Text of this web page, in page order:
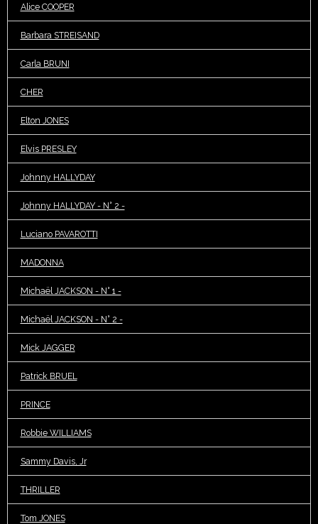
Alice COOPER
Barbara STREISAND
Carla BRUNI
CHER
Elton JONES
Elvis PRESLEY
Johnny HALLYDAY
Johnny HALLYDAY - N° 2 -
Luciano PAVAROTTI
MADONNA
Michaël JACKSON - N° 1 -
Michaël JACKSON - N° 2 -
Mick JAGGER
Patrick BRUEL
PRINCE
Robbie WILLIAMS
Sammy Davis, Jr
THRILLER
Tom JONES